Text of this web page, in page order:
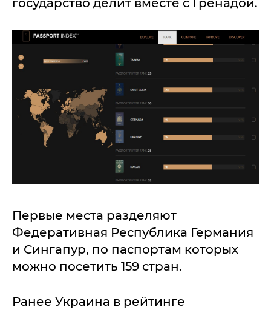
Первые места разделяют
Федеративная Республика Германия
и Сингапур, по паспортам которых
можно посетить 159 стран.
Ранее Украина в рейтинге